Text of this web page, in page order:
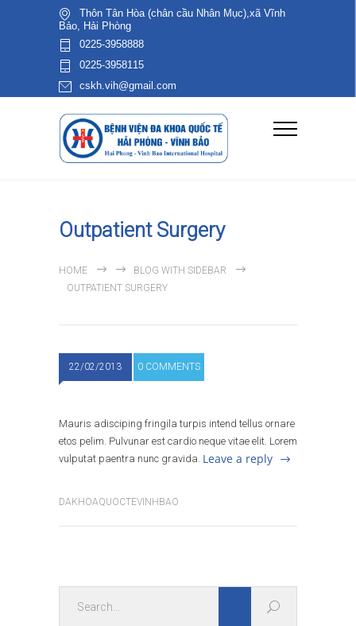
Thôn Tân Hòa (chân cầu Nhân Mục),xã Vĩnh
Bảo, Hải Phòng
0225-3958888
0225-3958115
cskh.vih@gmail.com
Outpatient Surgery
HOME
BLOG WITH SIDEBAR
OUTPATIENT SURGERY
22/02/2013 0 COMMENTS
Mauris adisciping fringila turpis intend tellus ornare
etos pelim. Pulvunar est cardio neque vitae elit. Lorem
vulputat paentra nunc gravida. Leave a reply
DAKHOAQUOCTEVINHBAO